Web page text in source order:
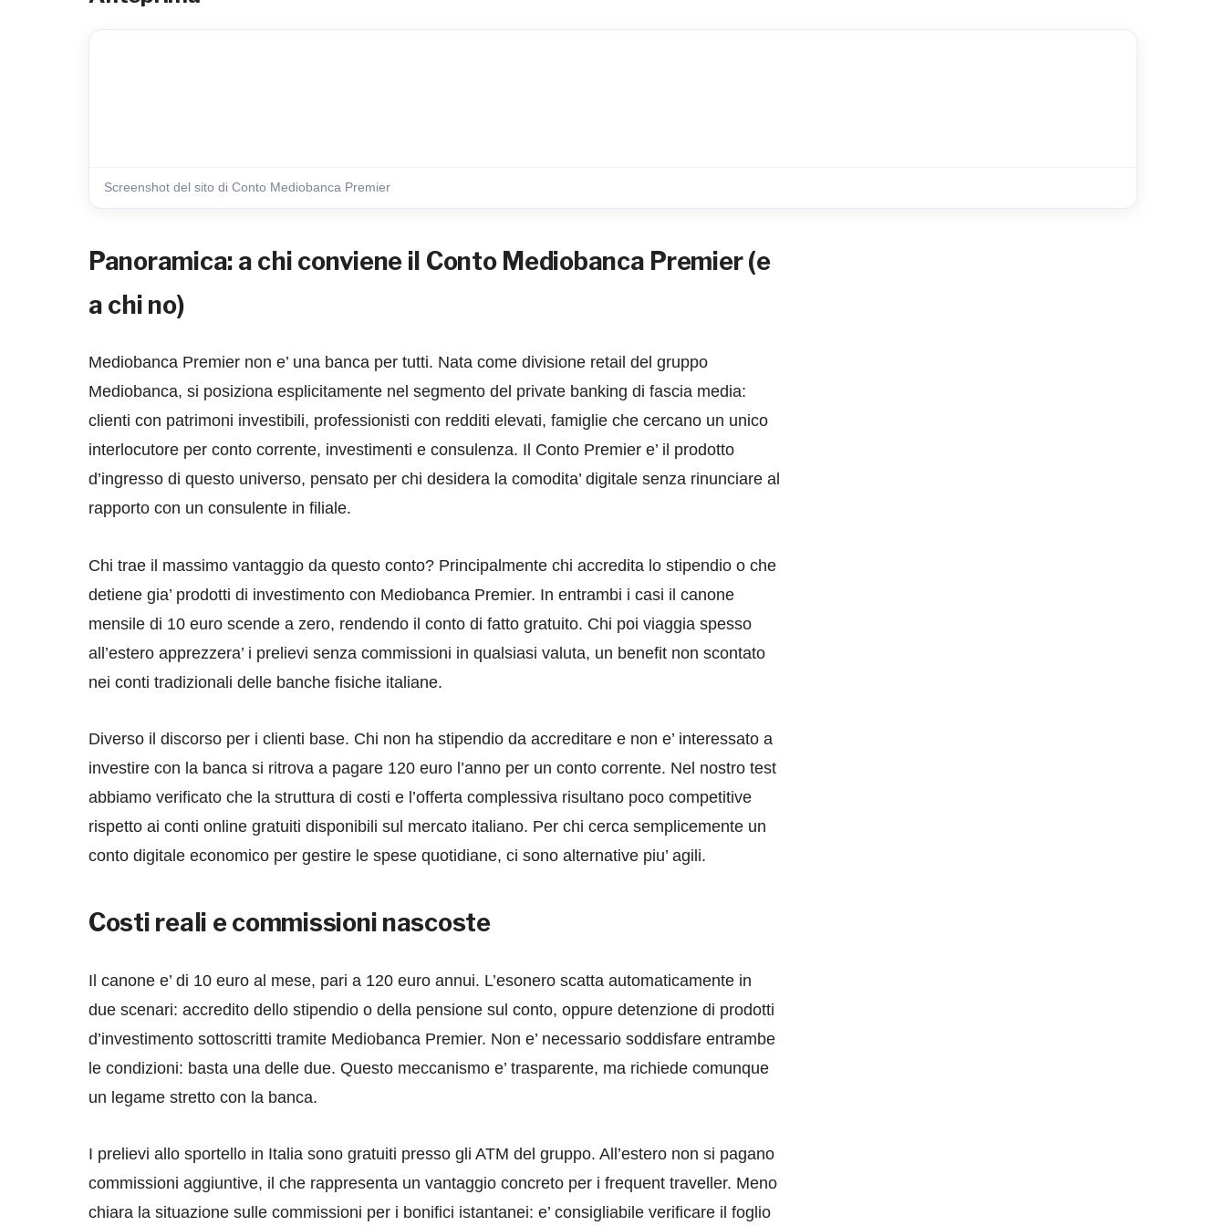
Screenshot del sito di Conto Mediobanca Premier
Panoramica: a chi conviene il Conto Mediobanca Premier (e
a chi no)
Mediobanca Premier non e’ una banca per tutti. Nata come divisione retail del gruppo
Mediobanca, si posiziona esplicitamente nel segmento del private banking di fascia media:
clienti con patrimoni investibili, professionisti con redditi elevati, famiglie che cercano un unico
interlocutore per conto corrente, investimenti e consulenza. Il Conto Premier e’ il prodotto
d’ingresso di questo universo, pensato per chi desidera la comodita’ digitale senza rinunciare al
rapporto con un consulente in filiale.
Chi trae il massimo vantaggio da questo conto? Principalmente chi accredita lo stipendio o che
detiene gia’ prodotti di investimento con Mediobanca Premier. In entrambi i casi il canone
mensile di 10 euro scende a zero, rendendo il conto di fatto gratuito. Chi poi viaggia spesso
all’estero apprezzera’ i prelievi senza commissioni in qualsiasi valuta, un benefit non scontato
nei conti tradizionali delle banche fisiche italiane.
Diverso il discorso per i clienti base. Chi non ha stipendio da accreditare e non e’ interessato a
investire con la banca si ritrova a pagare 120 euro l’anno per un conto corrente. Nel nostro test
abbiamo verificato che la struttura di costi e l’offerta complessiva risultano poco competitive
rispetto ai conti online gratuiti disponibili sul mercato italiano. Per chi cerca semplicemente un
conto digitale economico per gestire le spese quotidiane, ci sono alternative piu’ agili.
Costi reali e commissioni nascoste
Il canone e’ di 10 euro al mese, pari a 120 euro annui. L’esonero scatta automaticamente in
due scenari: accredito dello stipendio o della pensione sul conto, oppure detenzione di prodotti
d’investimento sottoscritti tramite Mediobanca Premier. Non e’ necessario soddisfare entrambe
le condizioni: basta una delle due. Questo meccanismo e’ trasparente, ma richiede comunque
un legame stretto con la banca.
I prelievi allo sportello in Italia sono gratuiti presso gli ATM del gruppo. All’estero non si pagano
commissioni aggiuntive, il che rappresenta un vantaggio concreto per i frequent traveller. Meno
chiara la situazione sulle commissioni per i bonifici istantanei: e’ consigliabile verificare il foglio